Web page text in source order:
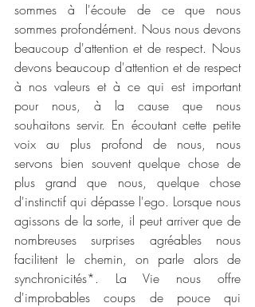
sommes à l'écoute de ce que nous
sommes profondément. Nous nous devons
beaucoup d'attention et de respect. Nous
devons beaucoup d'attention et de respect
à nos valeurs et à ce qui est important
pour nous, à la cause que nous
souhaitons servir. En écoutant cette petite
voix au plus profond de nous, nous
servons bien souvent quelque chose de
plus grand que nous, quelque chose
d'instinctif qui dépasse l'ego. Lorsque nous
agissons de la sorte, il peut arriver que de
nombreuses surprises agréables nous
facilitent le chemin, on parle alors de
synchronicités*. La Vie nous offre
d'improbables coups de pouce qui